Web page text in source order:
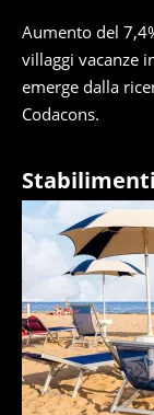
Aumento del
villaggi vacanze
emerge dalla
Codacons.